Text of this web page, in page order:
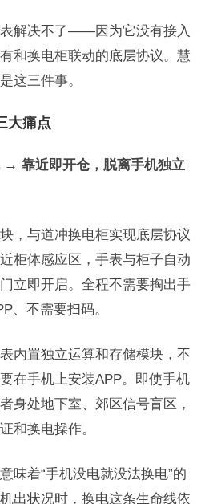
解决不了——因为它没有接入
和换电柜联动的底层协议。慧
这三件事。
大痛点
→ 靠近即开仓，脱离手机独立
，与道冲换电柜实现底层协议
柜体感应区，手表与柜子自动
立即开启。全程不需要掏出手
、不需要扫码。
内置独立运算和存储模块，不
在手机上安装APP。即使手机
身处地下室、郊区信号盲区，
和换电操作。
味着“手机没电就没法换电”的
出状况时，换电这条生命线依